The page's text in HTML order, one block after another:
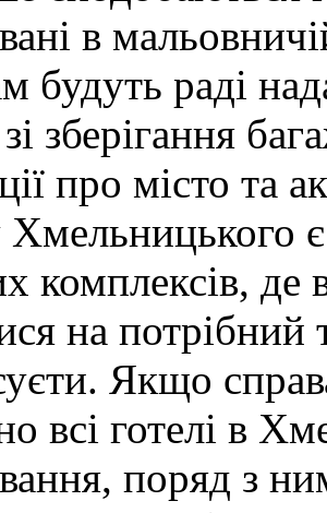
в
будуть раді
зберігання
про місто та
є
комплексів,
на потрібний
Якщо
всі готелі в
поряд з